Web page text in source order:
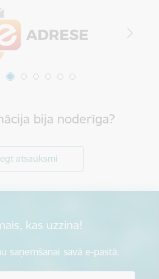
bija noderīga?
atsauksmi
kas uzzina!
saņemšanai savā e-pastā.